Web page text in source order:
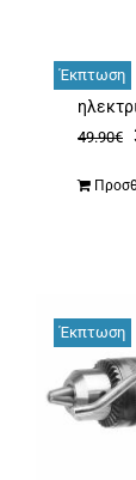
Έκπτωση
49.90€
Έκπτωση